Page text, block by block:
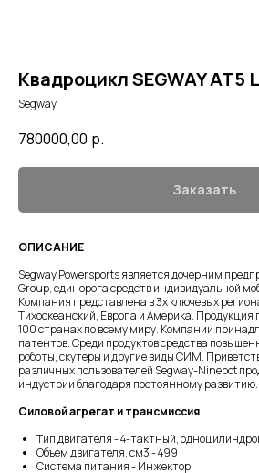
Квадроцикл SEGWAY AT5
Segway
780000,00 р.
Заказать
ОПИСАНИЕ
Segway Powersports является дочерним
Group, единорога средств индивидуальной
Компания представлена в 3х ключевых
Тихоокеанский, Европа и Америка. Продукция
100 странах по всему миру. Компании
патентов. Среди продуктов средства
роботы, скутеры и другие виды СИМ.
различных пользователей Segway-Ninebot
индустрии благодаря постоянному развитию.
Силовой агрегат и трансмиссия
Тип двигателя - 4-тактный,
Объем двигателя, см3 - 499
Система питания - Инжектор